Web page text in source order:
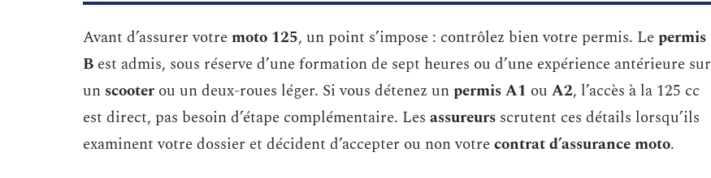
Avant d’assurer votremoto 125, un point s’impose : contrôlez bien votre permis. Lepermis
B est admis, sous réserve d’une formation de sept heures ou d’une expérience antérieure sur
un scooter ou un deux-roues léger. Si vous détenez unpermis A1 ou A2, l’accès à la 125 cc
est direct, pas besoin d’étape complémentaire. Les assureurs scrutent ces détails lorsqu’ils
examinent votre dossier et décident d’accepter ou non votrecontrat d’assurance moto.